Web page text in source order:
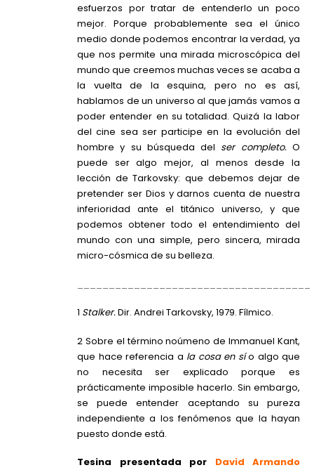
esfuerzos por tratar de entenderlo un poco
mejor. Porque probablemente sea el único
medio donde podemos encontrar la verdad, ya
que nos permite una mirada microscópica del
mundo que creemos muchas veces se acaba a
la vuelta de la esquina, pero no es así,
hablamos de un universo al que jamás vamos a
poder entender en su totalidad. Quizá la labor
del cine sea ser participe en la evolución del
hombre y su búsqueda del ser completo.O
puede ser algo mejor, al menos desde la
lección de Tarkovsky: que debemos dejar de
pretender ser Dios y darnos cuenta de nuestra
inferioridad ante el titánico universo, y que
podemos obtener todo el entendimiento del
mundo con una simple, pero sincera, mirada
micro-cósmica de su belleza.
1 Stalker.Dir. Andrei Tarkovsky, 1979. Fílmico.
2 Sobre el término noúmeno de Immanuel Kant,
que hace referencia a la cosa en sío algo que
no necesita ser explicado porque es
prácticamente imposible hacerlo. Sin embargo,
se puede entender aceptando su pureza
independiente a los fenómenos que la hayan
puesto donde está.
Tesina presentada por
David Armando